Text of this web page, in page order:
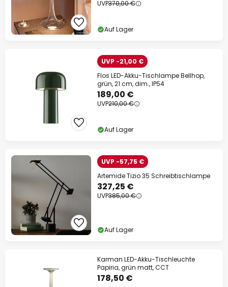
UVP370,00 €
Auf Lager
UVP -21,00 €
Flos LED-Akku-Tischlampe Bellhop,
grün, 21 cm, dim., IP54
189,00 €
UVP210,00 €
Auf Lager
UVP -57,75 €
Artemide Tizio 35 Schreibtischlampe
327,25 €
UVP385,00 €
Auf Lager
Karman LED-Akku-Tischleuchte
Papiria, grün matt, CCT
178,50 €